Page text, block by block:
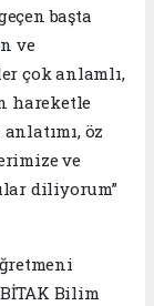
başta
ve
çok anlamlı,
hareketle
öz
ve
diliyorum”
Bilim